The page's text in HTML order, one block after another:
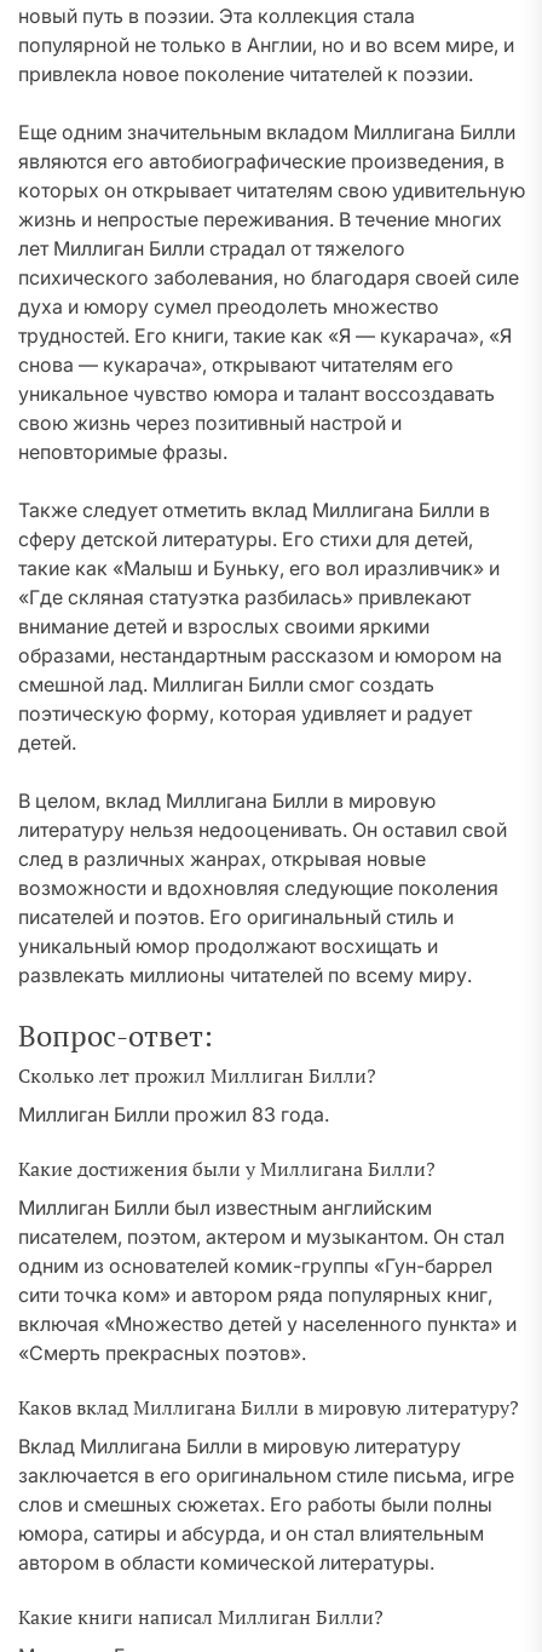
новый путь в поэзии. Эта коллекция стала
популярной не только в Англии, но и во всем мире, и
привлекла новое поколение читателей к поэзии.
Еще одним значительным вкладом Миллигана Билли
являются его автобиографические произведения, в
которых он открывает читателям свою удивительную
жизнь и непростые переживания. В течение многих
лет Миллиган Билли страдал от тяжелого
психического заболевания, но благодаря своей силе
духа и юмору сумел преодолеть множество
трудностей. Его книги, такие как «Я — кукарача», «Я
снова — кукарача», открывают читателям его
уникальное чувство юмора и талант воссоздавать
свою жизнь через позитивный настрой и
неповторимые фразы.
Также следует отметить вклад Миллигана Билли в
сферу детской литературы. Его стихи для детей,
такие как «Малыш и Буньку, его вол иразливчик» и
«Где скляная статуэтка разбилась» привлекают
внимание детей и взрослых своими яркими
образами, нестандартным рассказом и юмором на
смешной лад. Миллиган Билли смог создать
поэтическую форму, которая удивляет и радует
детей.
В целом, вклад Миллигана Билли в мировую
литературу нельзя недооценивать. Он оставил свой
след в различных жанрах, открывая новые
возможности и вдохновляя следующие поколения
писателей и поэтов. Его оригинальный стиль и
уникальный юмор продолжают восхищать и
развлекать миллионы читателей по всему миру.
Вопрос-ответ:
Сколько лет прожил Миллиган Билли?
Миллиган Билли прожил 83 года.
Какие достижения были у Миллигана Билли?
Миллиган Билли был известным английским
писателем, поэтом, актером и музыкантом. Он стал
одним из основателей комик-группы «Гун-баррел
сити точка ком» и автором ряда популярных книг,
включая «Множество детей у населенного пункта» и
«Смерть прекрасных поэтов».
Каков вклад Миллигана Билли в мировую литературу?
Вклад Миллигана Билли в мировую литературу
заключается в его оригинальном стиле письма, игре
слов и смешных сюжетах. Его работы были полны
юмора, сатиры и абсурда, и он стал влиятельным
автором в области комической литературы.
Какие книги написал Миллиган Билли?